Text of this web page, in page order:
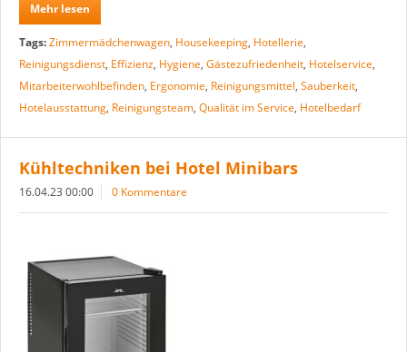
Mehr lesen
Tags:Zimmermädchenwagen, Housekeeping, Hotellerie,
Reinigungsdienst, Effizienz, Hygiene, Gästezufriedenheit, Hotelservice,
Mitarbeiterwohlbefinden, Ergonomie, Reinigungsmittel, Sauberkeit,
Hotelausstattung, Reinigungsteam, Qualität im Service, Hotelbedarf
Kühltechniken bei Hotel Minibars
16.04.23 00:00 0 Kommentare